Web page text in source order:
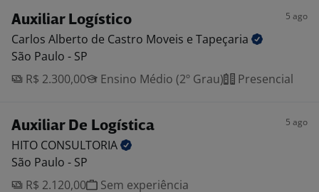
Auxiliar Logístico 5 ago
Carlos Alberto de Castro Moveis e Tapeçaria
São Paulo - SP
R$ 2.300,00
Ensino Médio (2º Grau) Presencial
Auxiliar De Logística 5 ago
HITO CONSULTORIA
São Paulo - SP
R$ 2.120,00
Sem experiência